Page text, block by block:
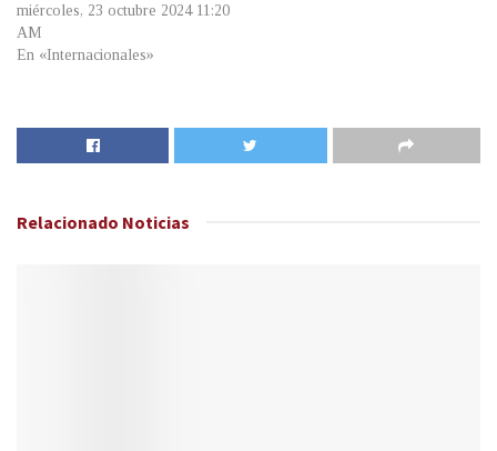
miércoles, 23 octubre 2024 11:20
AM
En «Internacionales»
Relacionado Noticias